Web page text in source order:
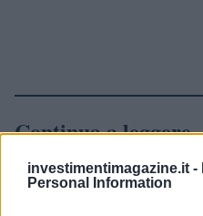
investimentimagazine.it -
Personal Information
Continua a leggere
NEWS